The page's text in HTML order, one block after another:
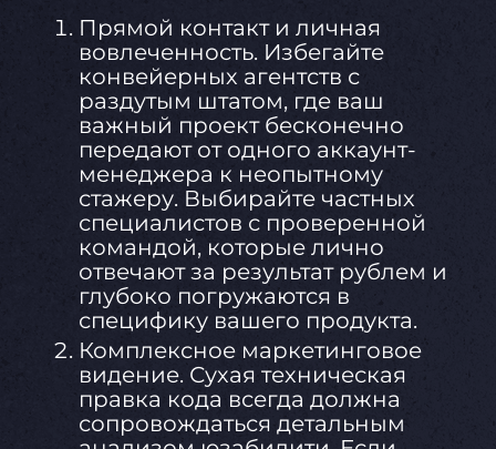
Прямой контакт и личная
вовлеченность. Избегайте
конвейерных агентств с
раздутым штатом, где ваш
важный проект бесконечно
передают от одного аккаунт-
менеджера к неопытному
стажеру. Выбирайте частных
специалистов с проверенной
командой, которые лично
отвечают за результат рублем и
глубоко погружаются в
специфику вашего продукта.
Комплексное маркетинговое
видение. Сухая техническая
правка кода всегда должна
сопровождаться детальным